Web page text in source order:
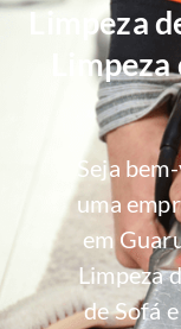
Limpeza
Seja
uma
em
Limpeza
de Sofá